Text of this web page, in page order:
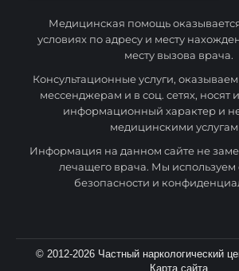
Медицинская помощь
условиях по адресу и месту
месту вызова врача.
Консультационные услуги,
мессенджерам и в соц. сетях, носят
информационный характер и
медицинскими
Информация на данном сайте не
лечащего врача. Мы используем
безопасности и
© 2012-2026 Частный наркологический
Карта сайта